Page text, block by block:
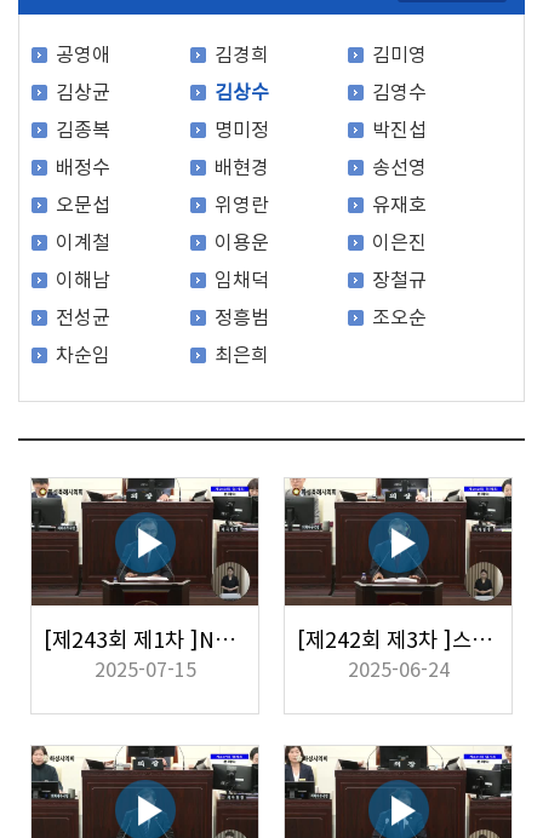
공영애 김경희
김미영
김상균
김상수
김영수
김종복
명미정
박진섭
배정수
배현경
송선영
오문섭
위영란
유재호
이계철
이용운
이은진
이해남
임채덕
장철규
전성균
정흥범
조오순
차순임
최은희
[제243회 제1차 ]NC다이노스 연고지 이전과 화성시 유치 적극 추진 촉구
2025-07-15
[제242회 제3차 ]스토킹과 데이트폭력 범죄가 다시는 반복되지 않도록 화성시가 할 수 있는 실효성 있는 대책에 대해
2025-06-24